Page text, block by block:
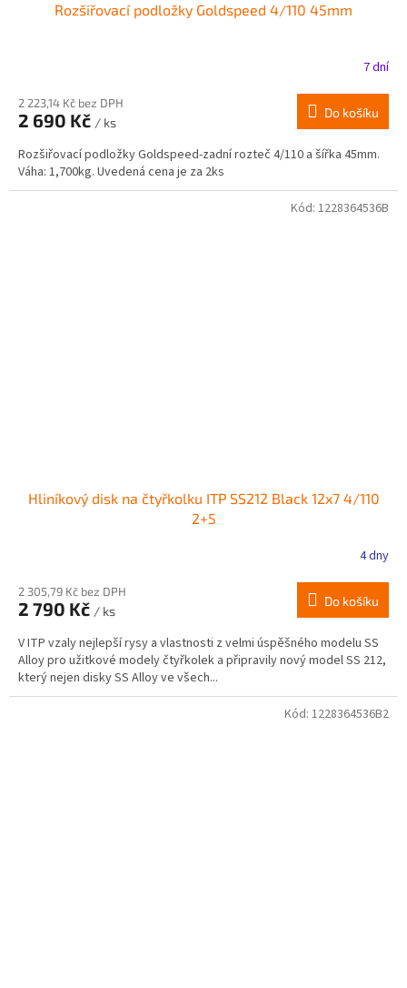
Rozšiřovací podložky Goldspeed 4/110 45mm
7 dní
2 223,14 Kč bez DPH
2 690 Kč / ks
Do košíku
Rozšiřovací podložky Goldspeed-zadní rozteč 4/110 a šířka 45mm.
Váha: 1,700kg. Uvedená cena je za 2ks
Hliníkový disk na čtyřkolku ITP SS212 Black 12x7 4/110
2+5
4 dny
2 305,79 Kč bez DPH
2 790 Kč / ks
Do košíku
V ITP vzaly nejlepší rysy a vlastnosti z velmi úspěšného modelu SS
Alloy pro užitkové modely čtyřkolek a připravily nový model SS 212,
který nejen disky SS Alloy ve všech...
Kód: 1228364536B
Kód: 1228364536B2